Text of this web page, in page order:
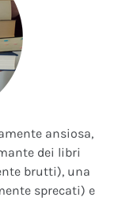
ansiosa,
dei libri
brutti), una
sprecati) e